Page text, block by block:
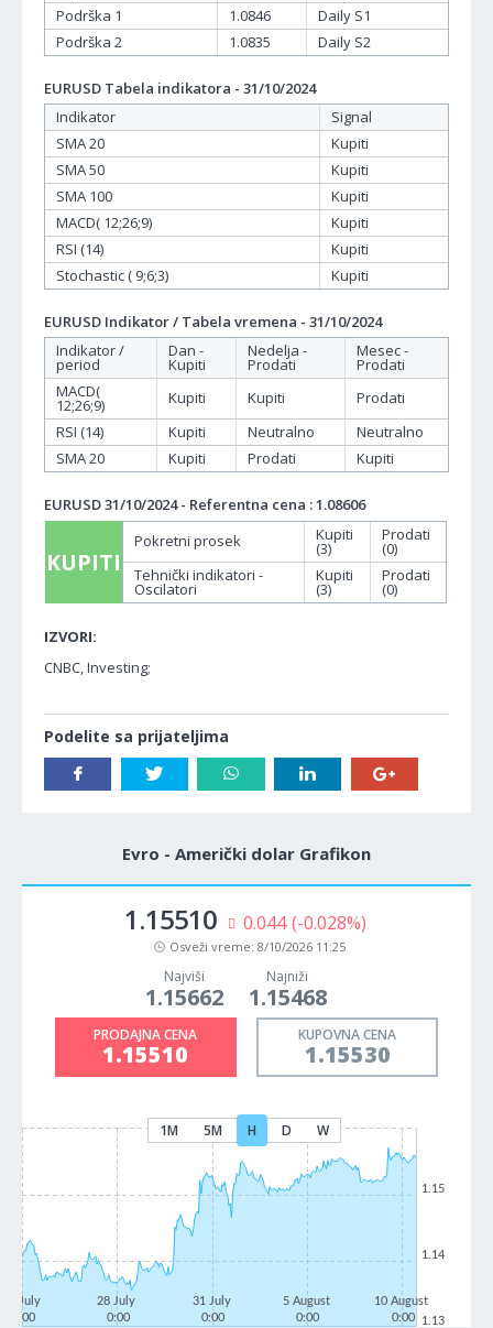
Podrška 1
1.0846
Daily S1
Podrška 2
1.0835 Daily S2
EURUSD Tabela indikatora - 31/10/2024
Indikator
Signal
SMA 20
Kupiti
SMA 50
Kupiti
SMA 100
Kupiti
MACD( 12;26;9)
Kupiti
RSI (14)
Kupiti
Stochastic ( 9;6;3)
Kupiti
EURUSD Indikator / Tabela vremena - 31/10/2024
Indikator /
period
Dan -
Kupiti
Nedelja -
Prodati
Mesec -
Prodati
MACD(
12;26;9) Kupiti Kupiti
Prodati
RSI (14)
Kupiti Neutralno
Neutralno
SMA 20
Kupiti Prodati Kupiti
EURUSD 31/10/2024 - Referentna cena : 1.08606
KUPITI
Pokretni prosek Kupiti
(3)
Prodati
(0)
Tehnički indikatori -
Oscilatori
Kupiti
(3)
Prodati
(0)
IZVORI:
CNBC, Investing;
Podelite sa prijateljima
Evro - Američki dolar Grafikon
1.15510 0.044 (-0.028%)
Osveži vreme: 8/10/2026 11:25
Najviši
1.15662
Najniži
1.15468
PRODAJNA CENA
1.15510
KUPOVNA CENA
1.15530
1M 5M H D W
23 July
0:00
28 July
0:00
31 July
0:00
5 August
0:00
10 August
0:00
1.13
1.14
1.15